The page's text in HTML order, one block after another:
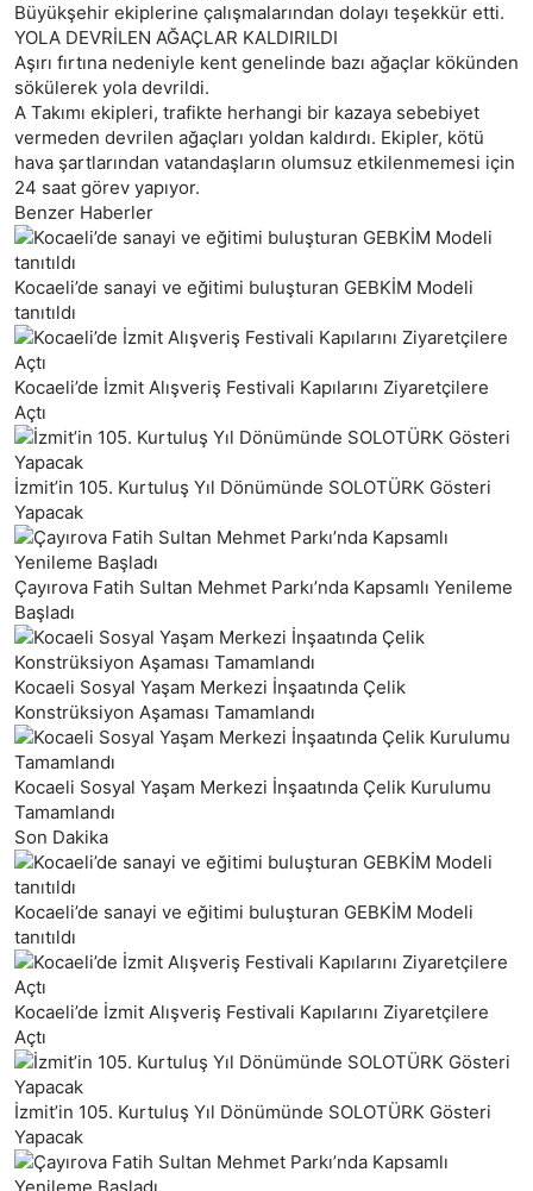
Büyükşehir ekiplerine çalışmalarından dolayı teşekkür etti.
YOLA DEVRİLEN AĞAÇLAR KALDIRILDI
Aşırı fırtına nedeniyle kent genelinde bazı ağaçlar kökünden
sökülerek yola devrildi.
A Takımı ekipleri, trafikte herhangi bir kazaya sebebiyet
vermeden devrilen ağaçları yoldan kaldırdı. Ekipler, kötü
hava şartlarından vatandaşların olumsuz etkilenmemesi için
24 saat görev yapıyor.
Benzer Haberler
Kocaeli’de sanayi ve eğitimi buluşturan GEBKİM Modeli
tanıtıldı
Kocaeli’de İzmit Alışveriş Festivali Kapılarını Ziyaretçilere
Açtı
İzmit’in 105. Kurtuluş Yıl Dönümünde SOLOTÜRK Gösteri
Yapacak
Çayırova Fatih Sultan Mehmet Parkı’nda Kapsamlı Yenileme
Başladı
Kocaeli Sosyal Yaşam Merkezi İnşaatında Çelik
Konstrüksiyon Aşaması Tamamlandı
Kocaeli Sosyal Yaşam Merkezi İnşaatında Çelik Kurulumu
Tamamlandı
Son Dakika
Kocaeli’de sanayi ve eğitimi buluşturan GEBKİM Modeli
tanıtıldı
Kocaeli’de İzmit Alışveriş Festivali Kapılarını Ziyaretçilere
Açtı
İzmit’in 105. Kurtuluş Yıl Dönümünde SOLOTÜRK Gösteri
Yapacak